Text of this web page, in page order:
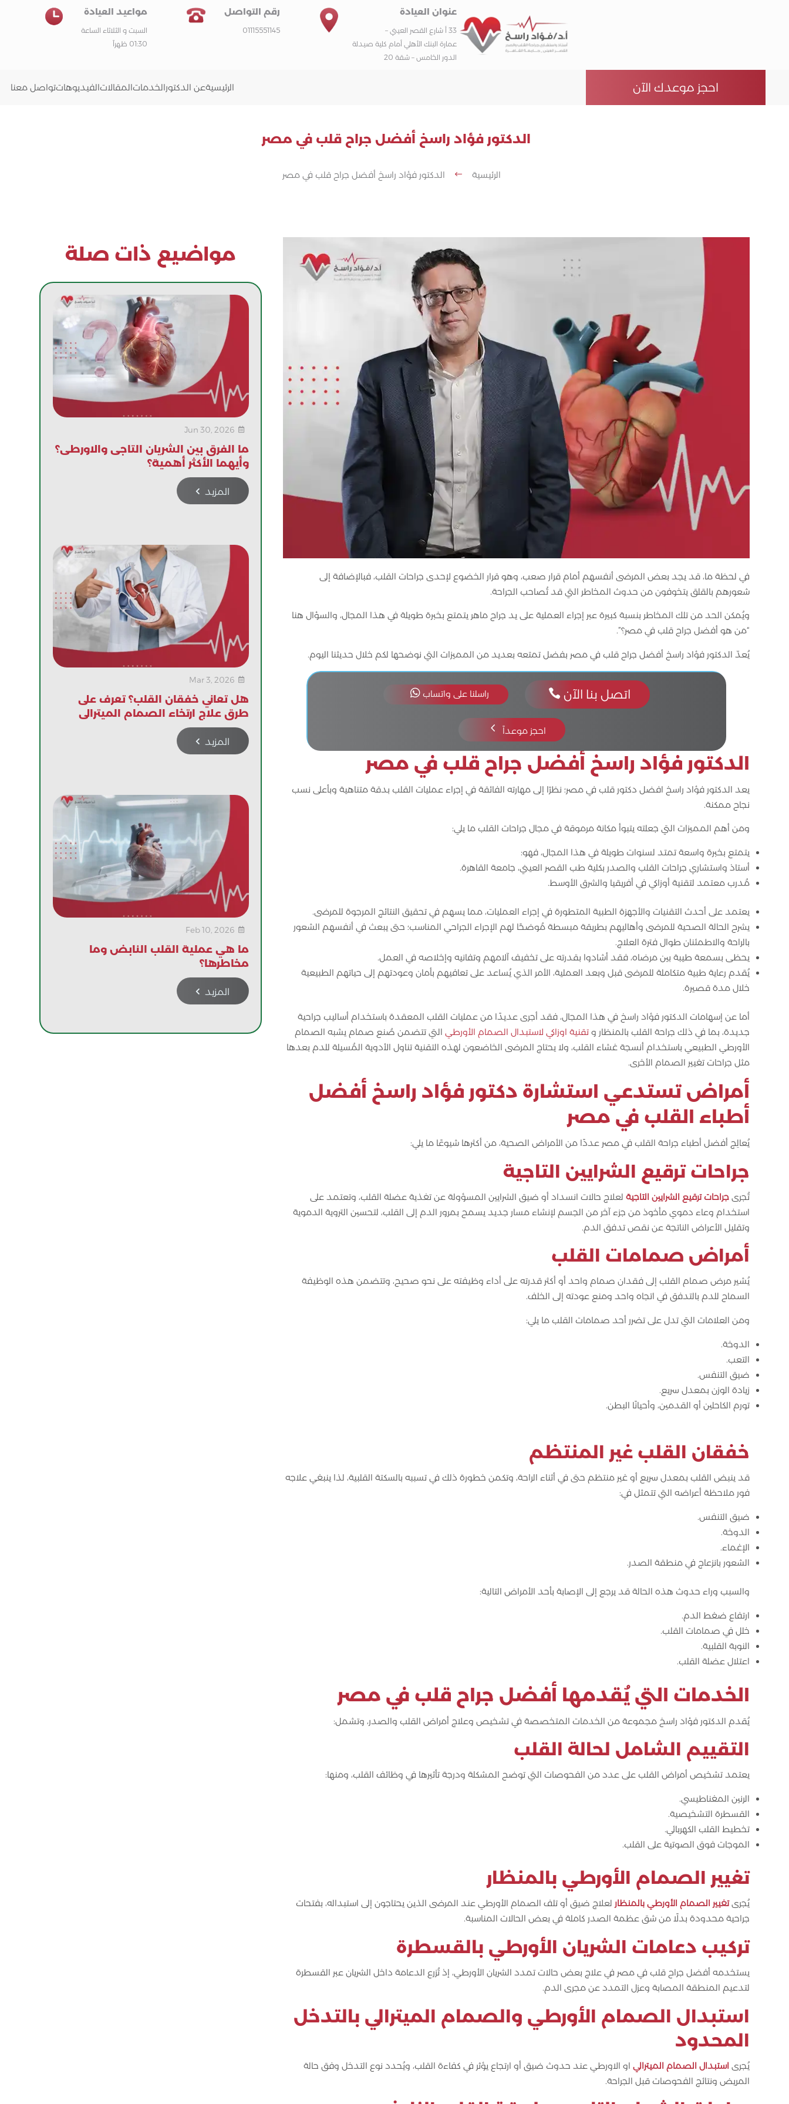
عنوان العيادة
33 أ شارع القصر العيني –
عمارة البنك الأهلي أمام كلية صيدلة
الدور الخامس – شقة 20
رقم التواصل
01115551145
مواعيد العيادة
السبت و الثلاثاء الساعة
01:30 ظهراً
احجز موعدك الآن الرئيسيةعن الدكتورالخدماتالمقالاتالفيديوهاتتواصل معنا
الدكتور فؤاد راسخ أفضل جراح قلب في مصر
الرئيسية # الدكتور فؤاد راسخ أفضل جراح قلب في مصر
مواضيع ذات صلة

Jun 30, 2026
ما الفرق بين الشريان التاجى والاورطى؟
وأيهما الأكثر أهمية؟
المزيد 

Mar 3, 2026
هل تعاني خفقان القلب؟ تعرف على
طرق علاج ارتخاء الصمام الميترالي
المزيد 

Feb 10, 2026
ما هي عملية القلب النابض وما
مخاطرها؟
المزيد 
في لحظة ما، قد يجد بعض المرضى أنفسهم أمام قرار صعب، وهو قرار الخضوع لإحدى جراحات القلب، فبالإضافة إلى
شعورهم بالقلق يتخوفون من حدوث المخاطر التي قد تُصاحب الجراحة.
ويُمكن الحد من تلك المخاطر بنسبة كبيرة عبر إجراء العملية على يد جراح ماهر يتمتع بخبرة طويلة في هذا المجال، والسؤال هنا
“من هو أفضل جراح قلب في مصر؟”.
يُعدّ الدكتور فؤاد راسخ أفضل جراح قلب في مصر بفضل تمتعه بعديد من المميزات التي نوضحها لكم خلال حديثنا اليوم.
اتصل بنا الآن  راسلنا على واتساب
احجز موعداً 4
الدكتور فؤاد راسخ أفضل جراح قلب في مصر
يعد الدكتور فؤاد راسخ افضل دكتور قلب في مصر؛ نظرًا إلى مهارته الفائقة في إجراء عمليات القلب بدقة متناهية وبأعلى نسب
نجاح ممكنة.
ومن أهم المميزات التي جعلته يتبوأ مكانة مرموقة في مجال جراحات القلب ما يلي:
يتمتع بخبرة واسعة تمتد لسنوات طويلة في هذا المجال، فهو:
أستاذ واستشاري جراحات القلب والصدر بكلية طب القصر العيني، جامعة القاهرة.
مُدرب معتمد لتقنية أوزاكي في أفريقيا والشرق الأوسط.
يعتمد على أحدث التقنيات والأجهزة الطبية المتطورة في إجراء العمليات، مما يسهم في تحقيق النتائج المرجوة للمرضى.
يشرح الحالة الصحية للمرضى وأهاليهم بطريقة مبسطة مُوضحًا لهم الإجراء الجراحي المناسب؛ حتى يبعث في أنفسهم الشعور
بالراحة والاطمئنان طوال فترة العلاج.
يحظى بسمعة طيبة بين مرضاه، فقد أشادوا بقدرته على تخفيف آلامهم وتفانيه وإخلاصه في العمل.
يُقدم رعاية طبية متكاملة للمرضى قبل وبعد العملية، الأمر الذي يُساعد على تعافيهم بأمان وعودتهم إلى حياتهم الطبيعية
خلال مدة قصيرة.
أما عن إسهامات الدكتور فؤاد راسخ في هذا المجال، فقد أجرى عديدًا من عمليات القلب المعقدة باستخدام أساليب جراحية
جديدة، بما في ذلك جراحة القلب بالمنظار وتقنية اوزاكي لاستبدال الصمام الأورطي التي تتضمن صُنع صمام يشبه الصمام
الأورطي الطبيعي باستخدام أنسجة غشاء القلب، ولا يحتاج المرضى الخاضعون لهذه التقنية تناول الأدوية المُسيلة للدم بعدها
مثل جراحات تغيير الصمام الأخرى.
أمراض تستدعي استشارة دكتور فؤاد راسخ أفضل
أطباء القلب في مصر
يُعالِج أفضل أطباء جراحة القلب في مصر عددًا من الأمراض الصحية، من أكثرها شيوعًا ما يلي:
جراحات ترقيع الشرايين التاجية
تُجرى جراحات ترقيع الشرايين التاجية لعلاج حالات انسداد أو ضيق الشرايين المسؤولة عن تغذية عضلة القلب، وتعتمد على
استخدام وعاء دموي مأخوذ من جزء آخر من الجسم لإنشاء مسار جديد يسمح بمرور الدم إلى القلب، لتحسين التروية الدموية
وتقليل الأعراض الناتجة عن نقص تدفق الدم.
أمراض صمامات القلب
يُشير مرض صمام القلب إلى فقدان صمام واحد أو أكثر قدرته على أداء وظيفته على نحو صحيح، وتتضمن هذه الوظيفة
السماح للدم بالتدفق في اتجاه واحد ومنع عودته إلى الخلف.
ومن العلامات التي تدل على تضرر أحد صمامات القلب ما يلي:
الدوخة.
التعب.
ضيق التنفس.
زيادة الوزن بمعدل سريع.
تورم الكاحلين أو القدمين، وأحيانًا البطن.
خفقان القلب غير المنتظم
قد ينبض القلب بمعدل سريع أو غير منتظم حتى في أثناء الراحة، وتكمن خطورة ذلك في تسببه بالسكتة القلبية، لذا ينبغي علاجه
فور ملاحظة أعراضه التي تتمثل في:
ضيق التنفس.
الدوخة.
الإغماء.
الشعور بانزعاج في منطقة الصدر.
والسبب وراء حدوث هذه الحالة قد يرجع إلى الإصابة بأحد الأمراض التالية:
ارتفاع ضغط الدم.
خلل في صمامات القلب.
النوبة القلبية.
اعتلال عضلة القلب.
الخدمات التي يُقدمها أفضل جراح قلب في مصر
يُقدم الدكتور فؤاد راسخ مجموعة من الخدمات المتخصصة في تشخيص وعلاج أمراض القلب والصدر، وتشمل:
التقييم الشامل لحالة القلب
يعتمد تشخيص أمراض القلب على عدد من الفحوصات التي توضح المشكلة ودرجة تأثيرها في وظائف القلب، ومنها:
الرنين المغناطيسي.
القسطرة التشخيصية.
تخطيط القلب الكهربائي.
الموجات فوق الصوتية على القلب.
تغيير الصمام الأورطي بالمنظار
يُجرى تغيير الصمام الأورطي بالمنظار لعلاج ضيق أو تلف الصمام الأورطي عند المرضى الذين يحتاجون إلى استبداله، بفتحات
جراحية محدودة بدلًا من شق عظمة الصدر كاملة في بعض الحالات المناسبة.
تركيب دعامات الشريان الأورطي بالقسطرة
يستخدمه أفضل جراح قلب في مصر في علاج بعض حالات تمدد الشريان الأورطي، إذ تُزرع الدعامة داخل الشريان عبر القسطرة
لتدعيم المنطقة المصابة وعزل التمدد عن مجرى الدم.
استبدال الصمام الأورطي والصمام الميترالي بالتدخل
المحدود
يُجرى استبدال الصمام الميترالي او الاورطي عند حدوث ضيق أو ارتجاع يؤثر في كفاءة القلب، ويُحدد نوع التدخل وفق حالة
المريض ونتائج الفحوصات قبل الجراحة.